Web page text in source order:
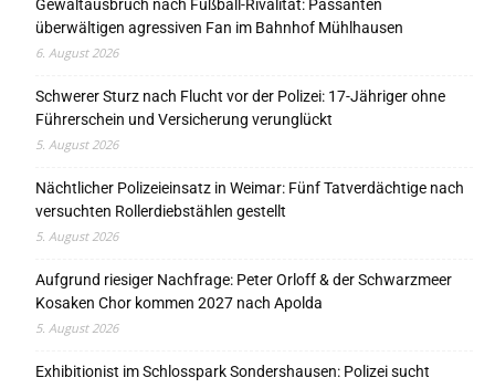
Gewaltausbruch nach Fußball-Rivalität: Passanten
überwältigen agressiven Fan im Bahnhof Mühlhausen
6. August 2026
Schwerer Sturz nach Flucht vor der Polizei: 17-Jähriger ohne
Führerschein und Versicherung verunglückt
5. August 2026
Nächtlicher Polizeieinsatz in Weimar: Fünf Tatverdächtige nach
versuchten Rollerdiebstählen gestellt
5. August 2026
Aufgrund riesiger Nachfrage: Peter Orloff & der Schwarzmeer
Kosaken Chor kommen 2027 nach Apolda
5. August 2026
Exhibitionist im Schlosspark Sondershausen: Polizei sucht